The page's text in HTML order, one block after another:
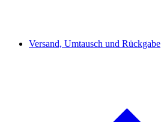
Versand, Umtausch und Rückgabe